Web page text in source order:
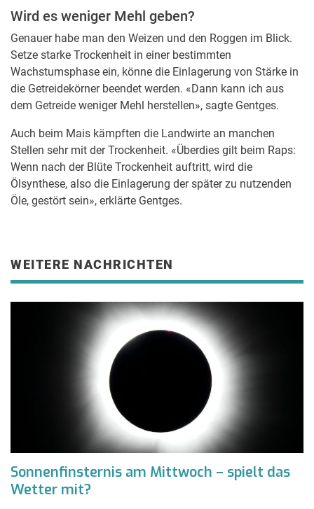
Wird es weniger Mehl geben?
Genauer habe man den Weizen und den Roggen im Blick.
Setze starke Trockenheit in einer bestimmten
Wachstumsphase ein, könne die Einlagerung von Stärke in
die Getreidekörner beendet werden. «Dann kann ich aus
dem Getreide weniger Mehl herstellen», sagte Gentges.
Auch beim Mais kämpften die Landwirte an manchen
Stellen sehr mit der Trockenheit. «Überdies gilt beim Raps:
Wenn nach der Blüte Trockenheit auftritt, wird die
Ölsynthese, also die Einlagerung der später zu nutzenden
Öle, gestört sein», erklärte Gentges.
WEITERE NACHRICHTEN
Sonnenfinsternis am Mittwoch – spielt das
Wetter mit?